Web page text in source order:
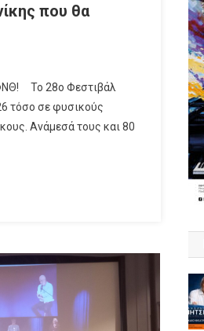
που θα
Το 28ο Φεστιβάλ
τόσο σε φυσικούς
Ανάμεσά τους και 80